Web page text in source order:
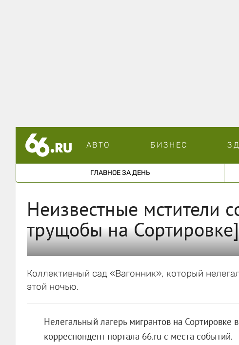
АВТО БИЗНЕС
ГЛАВНОЕ ЗА ДЕНЬ
Неизвестные мстители
трущобы на Сортировке]
Коллективный сад «Вагонник», который
этой ночью.
Нелегальный лагерь мигрантов на Сортировке
корреспондент портала 66.ru с места событий.